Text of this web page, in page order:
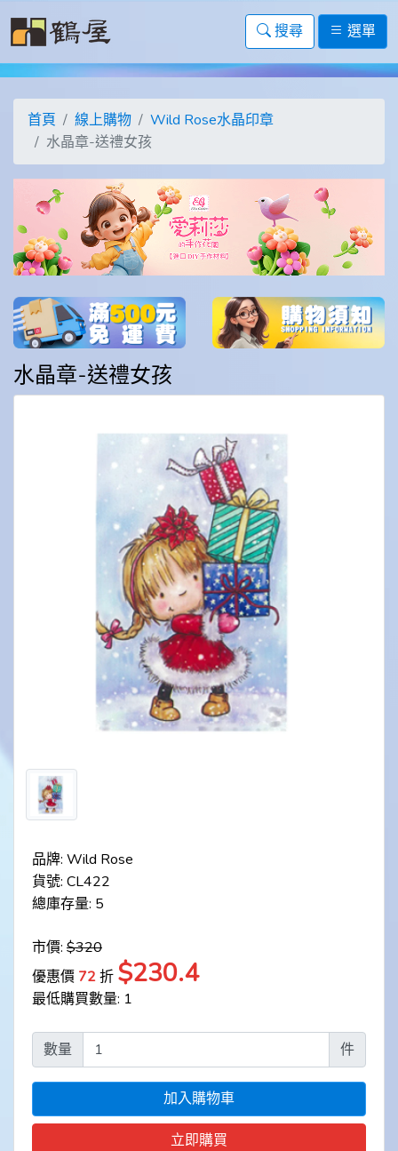
搜尋 選單
首頁 線上購物
Wild Rose水晶印章
水晶章-送禮女孩
水晶章-送禮女孩
品牌: Wild Rose
貨號: CL422
總庫存量: 5
市價: $320
優惠價 72折 $230.4
最低購買數量: 1
數量 件
加入購物車
立即購買